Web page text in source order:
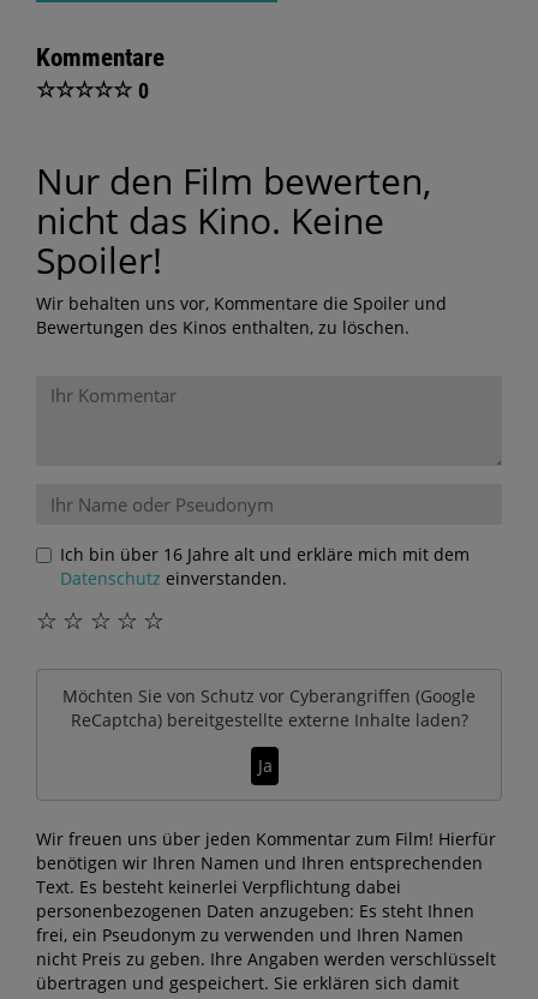
Kommentare
☆☆☆☆☆ 0
Nur den Film bewerten,
nicht das Kino. Keine
Spoiler!
Wir behalten uns vor, Kommentare die Spoiler und
Bewertungen des Kinos enthalten, zu löschen.
Ich bin über 16 Jahre alt und erkläre mich mit dem
Datenschutz einverstanden.
☆
☆
☆
☆
☆
Möchten Sie von Schutz vor Cyberangriffen (Google
ReCaptcha)bereitgestellte externe Inhalte laden?
Ja
Wir freuen uns über jeden Kommentar zum Film! Hierfür
benötigen wir Ihren Namen und Ihren entsprechenden
Text. Es besteht keinerlei Verpflichtung dabei
personenbezogenen Daten anzugeben: Es steht Ihnen
frei, ein Pseudonym zu verwenden und Ihren Namen
nicht Preis zu geben. Ihre Angaben werden verschlüsselt
übertragen und gespeichert. Sie erklären sich damit